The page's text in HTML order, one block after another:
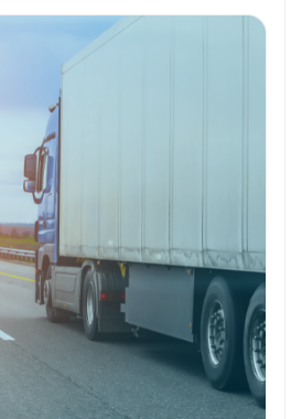
carrière
vous intéresser
nos fiches métiers